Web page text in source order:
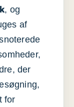
, og
af
der
for